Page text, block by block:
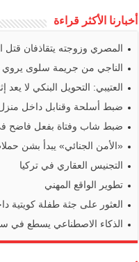
أخبارنا الأكثر قراءة
المصري وزوجته يتقاذفان قتل
الناجي من جريمة سلوى يروي
العتيبي: التحويل البنكي لا يعد
ضبط أسلحة وقنابل داخل
ضبط شاب وفتاة بفعل فاضح
«الأمن الجنائي» يبدأ بشن
التجنيس العقاري في تركيا
تطوير الواقع المهني
العثور على جثة طفلة كويتية
الذكاء الاصطناعي يسطع في